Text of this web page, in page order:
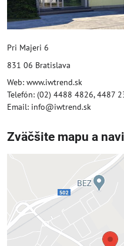
Pri Majeri 6
831 06 Bratislava
Web: www.iwtrend.sk
Telefón: (02) 4488 4826, 4487
Email: info@iwtrend.sk
Zväčšite mapu a
Externý obsah
Prajete si načítať